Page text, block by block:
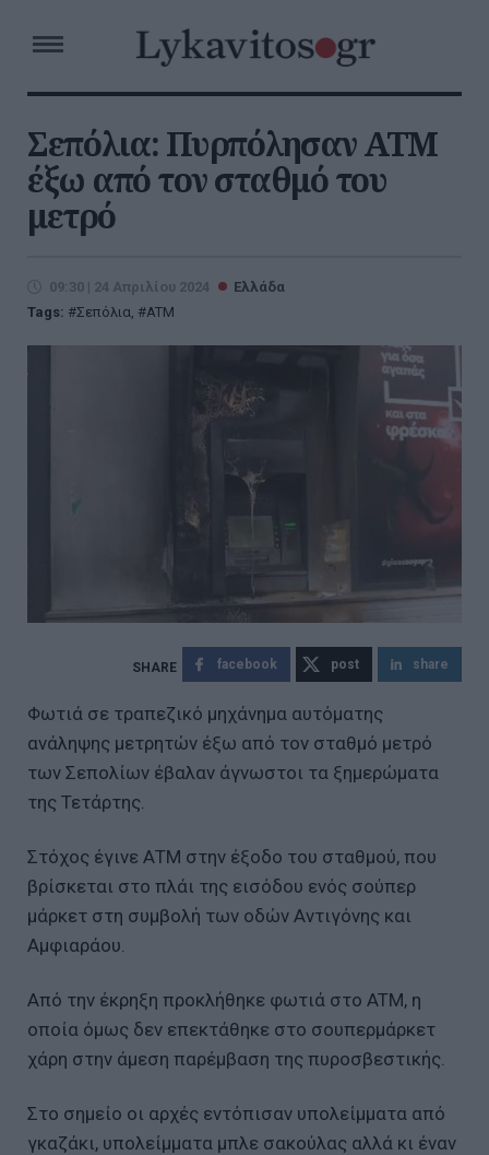
Σεπόλια: Πυρπόλησαν ΑΤΜ
έξω από τον σταθμό του
μετρό
09:30 | 24 Απριλίου 2024
Ελλάδα
Tags:
Σεπόλια, ATM
facebook post share
Φωτιά σε τραπεζικό μηχάνημα αυτόματης
ανάληψης μετρητών έξω από τον σταθμό μετρό
των Σεπολίων έβαλαν άγνωστοι τα ξημερώματα
της Τετάρτης.
Στόχος έγινε ΑΤΜ στην έξοδο του σταθμού, που
βρίσκεται στο πλάι της εισόδου ενός σούπερ
μάρκετ στη συμβολή των οδών Αντιγόνης και
Αμφιαράου.
Από την έκρηξη προκλήθηκε φωτιά στο ATM, η
οποία όμως δεν επεκτάθηκε στο σουπερμάρκετ
χάρη στην άμεση παρέμβαση της πυροσβεστικής.
Στο σημείο οι αρχές εντόπισαν υπολείμματα από
γκαζάκι, υπολείμματα μπλε σακούλας αλλά κι έναν